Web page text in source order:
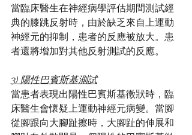
當臨床醫生在神經病學評估期間測試經
典的膝跳反射時，由於缺乏來自上運動
神經元的抑制，患者的反應被放大。患
者還將增加對其他反射測試的反應。
3) 陽性巴賓斯基測試
當患者表現出陽性巴賓斯基徵狀時，臨
床醫生會懷疑上運動神經元病變。當腳
從腳跟向大腳趾擦時，大腳趾的伸展和